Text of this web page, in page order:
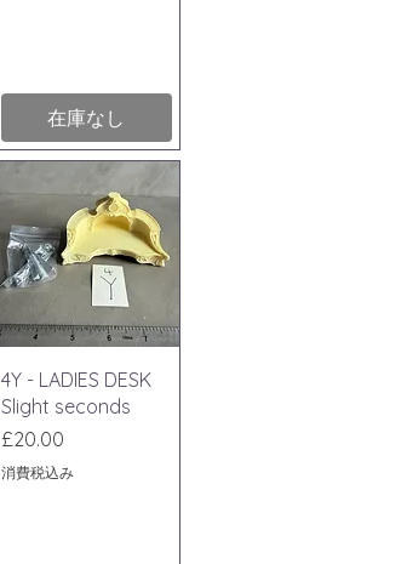
在庫なし
クイックビュー
4Y - LADIES DESK
Slight seconds
価格
£20.00
消費税込み